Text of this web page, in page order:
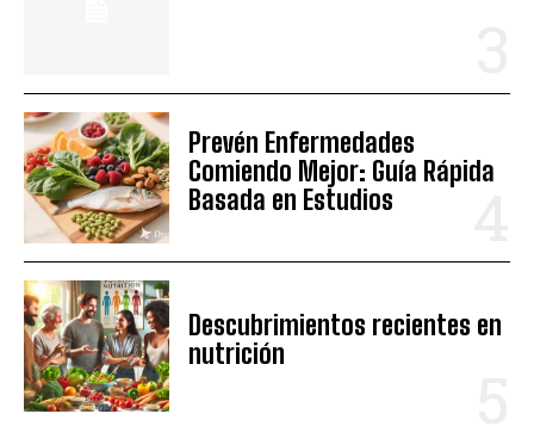
Prevén Enfermedades
Comiendo Mejor: Guía Rápida
Basada en Estudios
Descubrimientos recientes en
nutrición